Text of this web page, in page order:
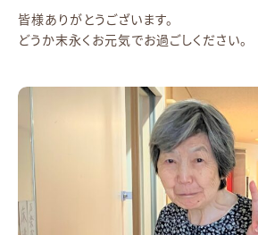
皆様ありがとうございます。
どうか末永くお元気でお過ごしください。